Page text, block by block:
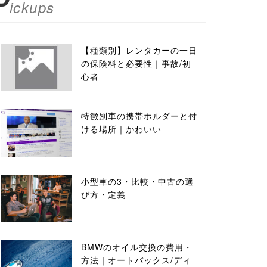
ickups
【種類別】レンタカーの一日
の保険料と必要性｜事故/初
心者
特徴別車の携帯ホルダーと付
ける場所｜かわいい
小型車の3・比較・中古の選
び方・定義
BMWのオイル交換の費用・
方法｜オートバックス/ディ